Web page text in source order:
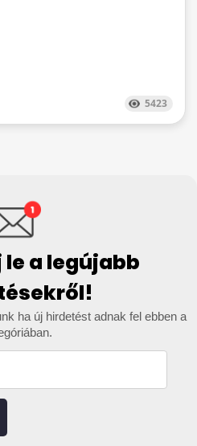
5423
a legújabb
ha új hirdetést adnak fel ebben a